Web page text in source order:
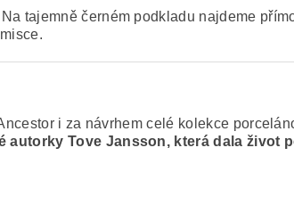
tajemně černém podkladu najdeme
i za návrhem celé kolekce
Tove Jansson, která dala život